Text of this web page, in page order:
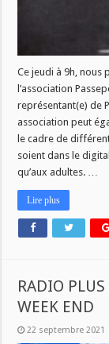
Ce jeudi à 9h, nous
l’association
représentant(e) de
association peut
le cadre de
soient dans le
qu’aux adultes. …
Lire plus
RADIO
WEEK END
22 septembre 2021